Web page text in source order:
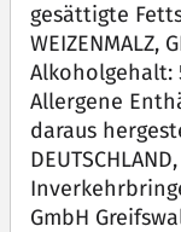
gesättigte
WEIZENMALZ,
Alkoholgehalt:
Allergene
daraus
GmbH